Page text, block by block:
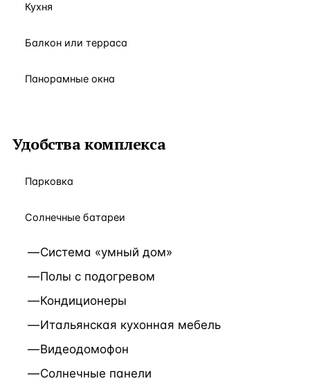
Кухня
Балкон или терраса
Панорамные окна
Удобства комплекса
Парковка
Солнечные батареи
Система «умный дом»
Полы с подогревом
Кондиционеры
Итальянская кухонная мебель
Видеодомофон
Солнечные панели